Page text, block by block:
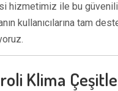
hizmetimiz ile bu
kullanıcılarına tam
Klima